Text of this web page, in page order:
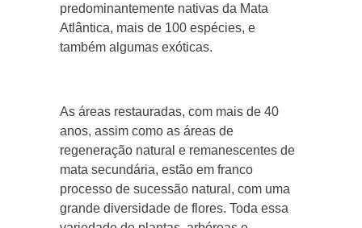
predominantemente nativas da Mata
Atlântica, mais de 100 espécies, e
também algumas exóticas.
As áreas restauradas, com mais de 40
anos, assim como as áreas de
regeneração natural e remanescentes de
mata secundária, estão em franco
processo de sucessão natural, com uma
grande diversidade de flores. Toda essa